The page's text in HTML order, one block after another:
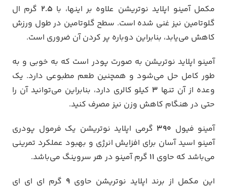
مکمل آمینو اپلاید نوتریشن علاوه بر اینها، با ۲.۵ گرم ال
گلوتامین نیز غنی شده است. سطح گلوتامین در طول ورزش
کاهش می‌یابد، بنابراین دوباره پر کردن آن ضروری است.
آمینو اپلاید نوتریشن به صورت پودر است که به خوبی و به
طور کامل حل می‌شود و همچنین طعم مطبوعی دارد. یک
وعده از آن تنها ۳ کیلو کالری دارد، بنابراین می‌توانید آن را
حتی در هنگام کاهش وزن نیز مصرف کنید.
آمینو فیول 390 گرمی اپلاید نوتریشن یک فرمول پودری
آمینو اسید آسان برای افزایش انرژی و بهبود عملکرد تمرینی
می‌باشد که حاوی 11 گرم آمینو در هر سروینگ می‌باشد.
این مکمل از برند اپلاید نوتریشن حاوی 9 گرم ای ای ای